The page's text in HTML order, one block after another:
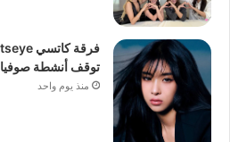
توقف أنشطة صوفيا
منذ يوم واحد